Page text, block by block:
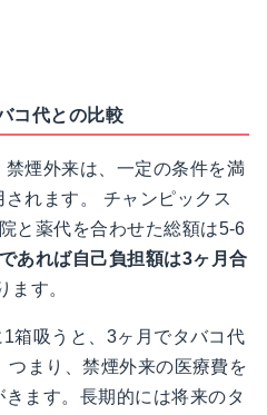
コ代との比較
煙外来は、一定の条件を満
れます。 チャンピックス
と薬代を合わせた総額は5-6
あれば自己負担額は3ヶ月合
ます。
箱吸うと、3ヶ月でタバコ代
まり、禁煙外来の医療費を
ます。長期的には将来のタ